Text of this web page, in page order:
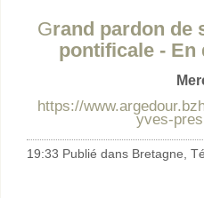
Grand pardon de
pontificale - En
https://
yves-
19:33 Publié dans Bretagne